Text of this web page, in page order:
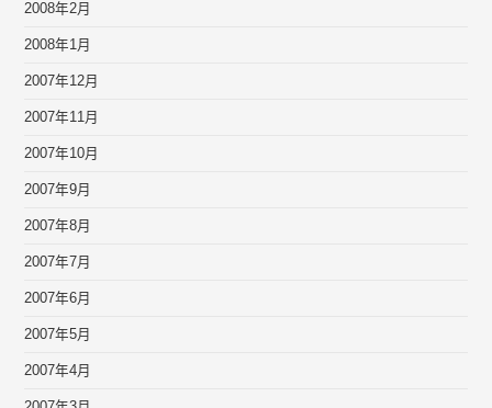
2008年2月
2008年1月
2007年12月
2007年11月
2007年10月
2007年9月
2007年8月
2007年7月
2007年6月
2007年5月
2007年4月